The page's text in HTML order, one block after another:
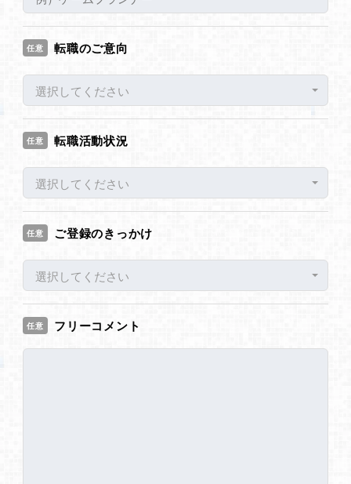
任意 転職のご意向
選択してください
任意 転職活動状況
選択してください
任意 ご登録のきっかけ
選択してください
任意 フリーコメント